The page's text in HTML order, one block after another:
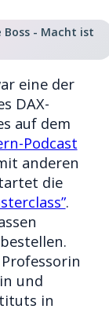
Boss - Macht ist
eine der
DAX-
auf dem
Podcast
anderen
die
.
und
in